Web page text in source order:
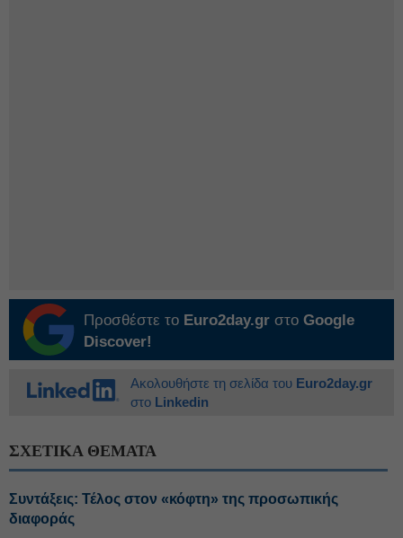
Προσθέστε το Euro2day.gr στο Google
Discover!
Ακολουθήστε τη σελίδα του Euro2day.gr
στο Linkedin
ΣΧΕΤΙΚΑ ΘΕΜΑΤΑ
Συντάξεις: Τέλος στον «κόφτη» της προσωπικής
διαφοράς